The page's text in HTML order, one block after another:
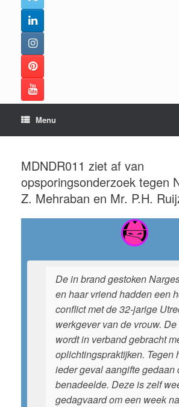
Menu
MDNDR011 ziet af van
opsporingsonderzoek tegen
Z. Mehraban en Mr. P.H.
De in brand gestoken
en haar vriend hadden een
conflict met de 32-jarige
werkgever van de vrouw.
wordt in verband gebracht
oplichtingspraktijken. Tegen
ieder geval aangifte gedaan
benadeelde. Deze is zelf
gedagvaard om een week